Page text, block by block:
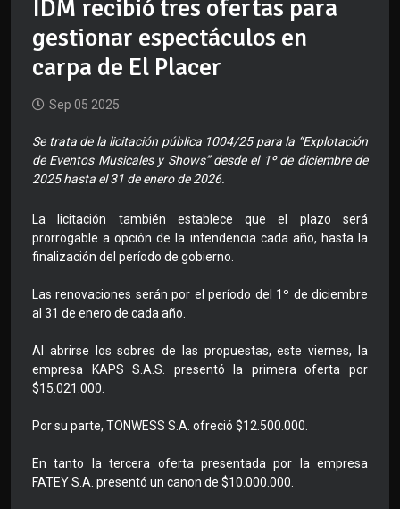
IDM recibió tres ofertas para
gestionar espectáculos en
carpa de El Placer
Sep 05 2025
Se trata de la licitación pública 1004/25 para la “Explotación
de Eventos Musicales y Shows” desde el 1º de diciembre de
2025 hasta el 31 de enero de 2026.
La licitación también establece que el plazo será
prorrogable a opción de la intendencia cada año, hasta la
finalización del período de gobierno.
Las renovaciones serán por el período del 1º de diciembre
al 31 de enero de cada año.
Al abrirse los sobres de las propuestas, este viernes, la
empresa KAPS S.A.S. presentó la primera oferta por
$15.021.000.
Por su parte, TONWESS S.A. ofreció $12.500.000.
En tanto la tercera oferta presentada por la empresa
FATEY S.A. presentó un canon de $10.000.000.